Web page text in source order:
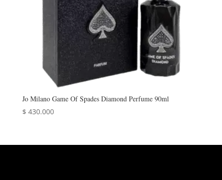
Jo Milano Game Of Spades Diamond Perfume 90ml
$ 430.000